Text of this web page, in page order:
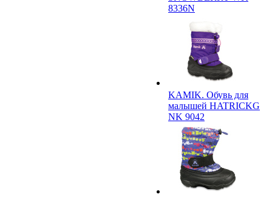
8336N
KAMIK. Обувь для
малышей HATRICKG
NK 9042